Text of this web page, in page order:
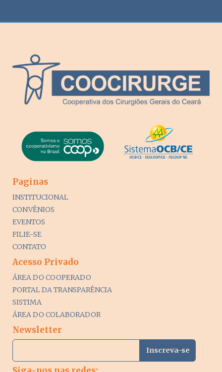
Paginas
INSTITUCIONAL
CONVÊNIOS
EVENTOS
FILIE-SE
CONTATO
Acesso Privado
ÁREA DO COOPERADO
PORTAL DA TRANSPARÊNCIA
SISTIMA
ÁREA DO COLABORADOR
Newsletter